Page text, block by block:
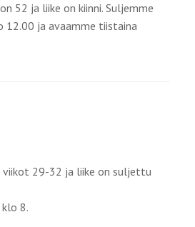
52 ja liike on kiinni. Suljemme
12.00 ja avaamme tiistaina
viikot 29-32 ja liike on suljettu
8.